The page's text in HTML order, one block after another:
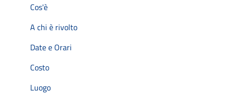
Cos'è
A chi è rivolto
Date e Orari
Costo
Luogo